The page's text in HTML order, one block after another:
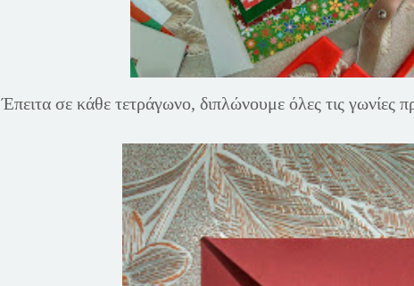
Έπειτα σε κάθε τετράγωνο, διπλώνουμε όλες τις γωνίες